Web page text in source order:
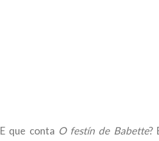
E que conta O festín de Babette?